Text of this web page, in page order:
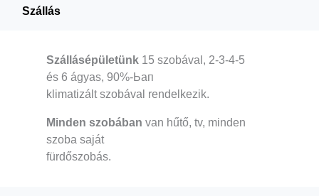
Szállás
Szállásépületünk 15 szobával, 2-3-4-5
és 6 ágyas, 90%-Ьап
klimatizált szobával rendelkezik.
Minden szobában van hűtő, tv, minden
szoba saját
fürdőszobás.